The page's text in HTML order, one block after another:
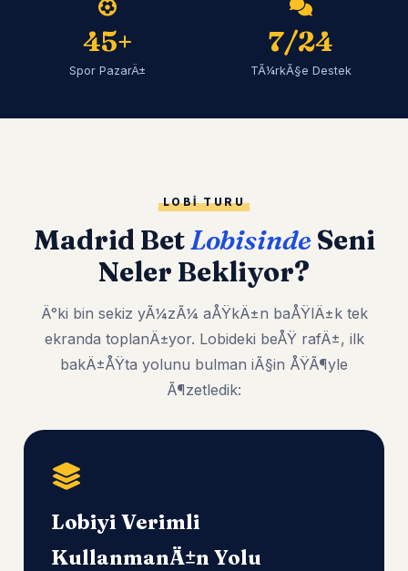
45+
Spor PazarÄ±
7/24
TÃ¼rkÃ§e Destek
LOBI TURU
Madrid BetLobisindeSeni
Neler Bekliyor?
Ä°ki bin sekiz yÃ¼zÃ¼ aÅŸkÄ±n baÅŸlÄ±k tek
ekranda toplanÄ±yor. Lobideki beÅŸ rafÄ±, ilk
bakÄ±ÅŸta yolunu bulman iÃ§in ÅŸÃ¶yle
Ã¶zetledik:
Lobiyi Verimli
KullanmanÄ±n Yolu